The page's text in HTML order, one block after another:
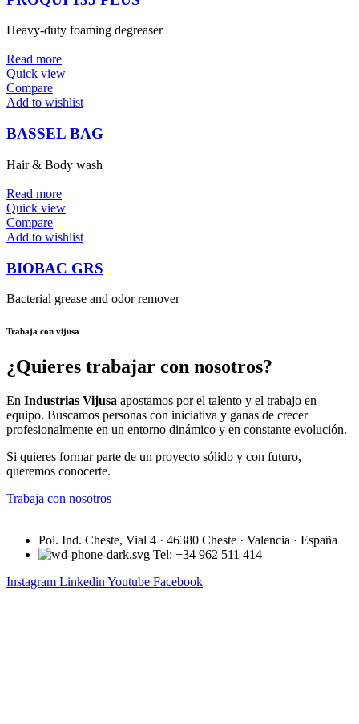
Heavy-duty foaming degreaser
Read more
Quick view
Compare
Add to wishlist
BASSEL BAG
Hair & Body wash
Read more
Quick view
Compare
Add to wishlist
BIOBAC GRS
Bacterial grease and odor remover
Trabaja con vijusa
¿Quieres trabajar con nosotros?
En Industrias Vijusa apostamos por el talento y el trabajo en
equipo. Buscamos personas con iniciativa y ganas de crecer
profesionalmente en un entorno dinámico y en constante evolución.
Si quieres formar parte de un proyecto sólido y con futuro,
queremos conocerte.
Trabaja con nosotros
Pol. Ind. Cheste, Vial 4 · 46380 Cheste · Valencia · España
Tel: +34 962 511 414
Instagram Linkedin Youtube Facebook